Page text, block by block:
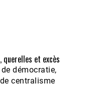
et excès
démocratie,
centralisme